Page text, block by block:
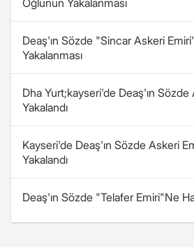
Oğlunun Yakalanması
Deaş'ın Sözde "Sincar Askeri
Yakalanması
Dha Yurt;kayseri'de Deaş'ın Sözde
Yakalandı
Kayseri'de Deaş'ın Sözde Askeri
Yakalandı
Deaş'ın Sözde "Telafer Emiri"Ne